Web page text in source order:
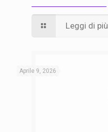
Leggi di più
Aprile 9, 2026